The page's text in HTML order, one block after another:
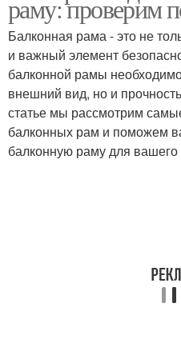
раму: проверим
Балконная рама - это не
и важный элемент
балконной рамы
внешний вид, но и
статье мы рассмотрим
балконных рам и поможем
балконную раму для